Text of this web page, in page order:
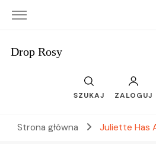
Drop Rosy
SZUKAJ ZALOGUJ
Strona główna Juliette Has